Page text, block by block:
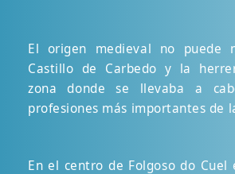
El origen medieval no puede
Castillo de Carbedo y la
zona donde se llevaba a
profesiones más importantes de
En el centro de Folgoso do Cuel